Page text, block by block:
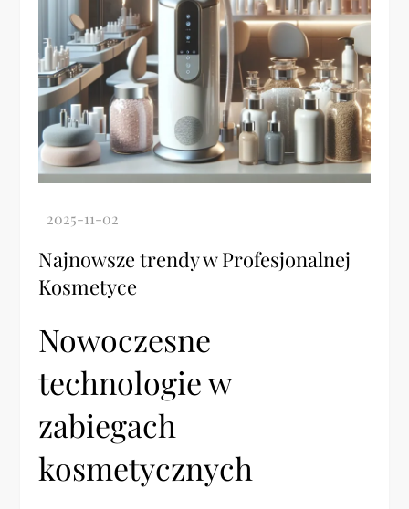
Najnowsze trendy w Profesjonalnej
Kosmetyce
Nowoczesne
technologie w
zabiegach
kosmetycznych